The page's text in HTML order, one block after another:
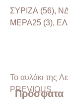
ΣΥΡΙΖΑ (56),
ΜΕΡΑ25 (3),
Το αυλάκι της
PREVIOUS
Πρόσφατα